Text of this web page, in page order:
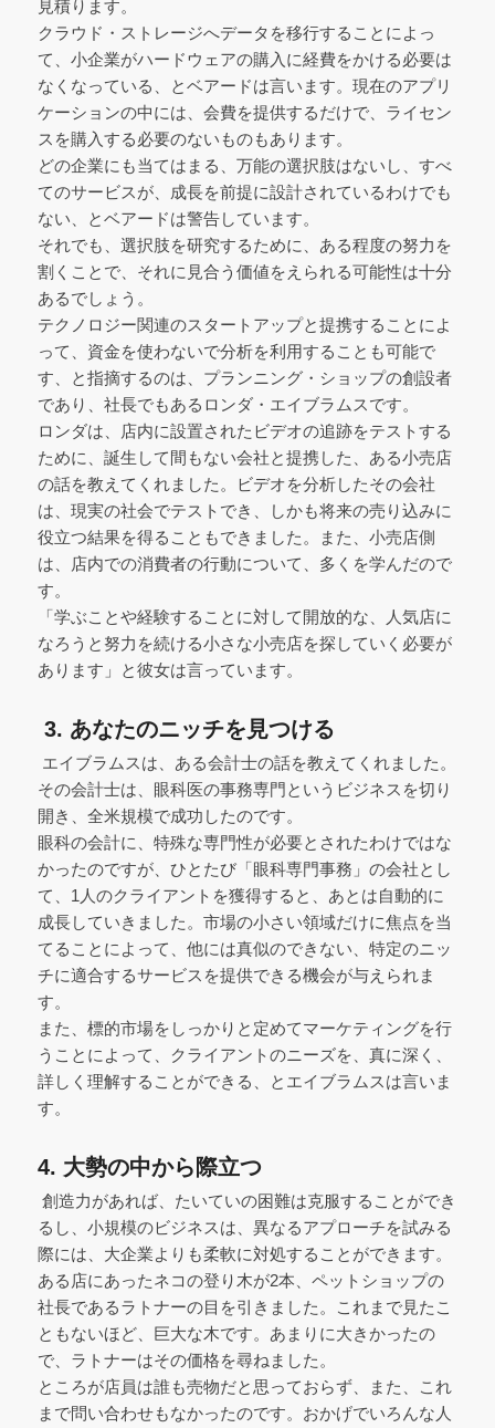
見積ります。
クラウド・ストレージへデータを移行することによっ
て、小企業がハードウェアの購入に経費をかける必要は
なくなっている、とベアードは言います。現在のアプリ
ケーションの中には、会費を提供するだけで、ライセン
スを購入する必要のないものもあります。
どの企業にも当てはまる、万能の選択肢はないし、すべ
てのサービスが、成長を前提に設計されているわけでも
ない、とベアードは警告しています。
それでも、選択肢を研究するために、ある程度の努力を
割くことで、それに見合う価値をえられる可能性は十分
あるでしょう。
テクノロジー関連のスタートアップと提携することによ
って、資金を使わないで分析を利用することも可能で
す、と指摘するのは、プランニング・ショップの創設者
であり、社長でもあるロンダ・エイブラムスです。
ロンダは、店内に設置されたビデオの追跡をテストする
ために、誕生して間もない会社と提携した、ある小売店
の話を教えてくれました。ビデオを分析したその会社
は、現実の社会でテストでき、しかも将来の売り込みに
役立つ結果を得ることもできました。また、小売店側
は、店内での消費者の行動について、多くを学んだので
す。
「学ぶことや経験することに対して開放的な、人気店に
なろうと努力を続ける小さな小売店を探していく必要が
あります」と彼女は言っています。
3. あなたのニッチを見つける
エイブラムスは、ある会計士の話を教えてくれました。
その会計士は、眼科医の事務専門というビジネスを切り
開き、全米規模で成功したのです。
眼科の会計に、特殊な専門性が必要とされたわけではな
かったのですが、ひとたび「眼科専門事務」の会社とし
て、1人のクライアントを獲得すると、あとは自動的に
成長していきました。市場の小さい領域だけに焦点を当
てることによって、他には真似のできない、特定のニッ
チに適合するサービスを提供できる機会が与えられま
す。
また、標的市場をしっかりと定めてマーケティングを行
うことによって、クライアントのニーズを、真に深く、
詳しく理解することができる、とエイブラムスは言いま
す。
4. 大勢の中から際立つ
創造力があれば、たいていの困難は克服することができ
るし、小規模のビジネスは、異なるアプローチを試みる
際には、大企業よりも柔軟に対処することができます。
ある店にあったネコの登り木が2本、ペットショップの
社長であるラトナーの目を引きました。これまで見たこ
ともないほど、巨大な木です。あまりに大きかったの
で、ラトナーはその価格を尋ねました。
ところが店員は誰も売物だと思っておらず、また、これ
まで問い合わせもなかったのです。おかげでいろんな人